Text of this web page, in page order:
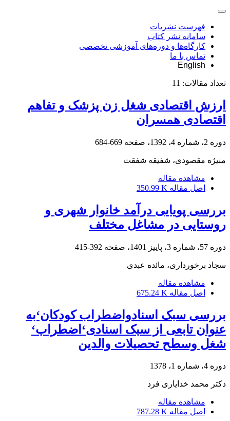
فهرست نشریات
سامانه نشر کتاب
کارگاه‌ها و دوره‌های آموزشی تخصصی
تماس با ما
English
تعداد مقالات: 11
ارزش اقتصادی شغل زن پزشک و تفاهم
اقتصادی همسران
دوره 2، شماره 4، 1392، صفحه 669-684
منیژه مقصودی، شفیقه شفقت
مشاهده مقاله
اصل مقاله 350.99 K
بررسی پویایی درآمد خانوار شهری و
روستایی در مشاغل مختلف
دوره 57، شماره 3، پاییز 1401، صفحه 392-415
سجاد برخورداری، مائده عبدی
مشاهده مقاله
اصل مقاله 675.24 K
بررسی سبک اسنادواضطراب کودکان‘به
عنوان تابعی از سبک اسنادی‘اضطراب‘
شغل وسطح تحصیلات والدین
دوره 4، شماره 1، 1378
دکتر محمد خدایاری فرد
مشاهده مقاله
اصل مقاله 787.28 K